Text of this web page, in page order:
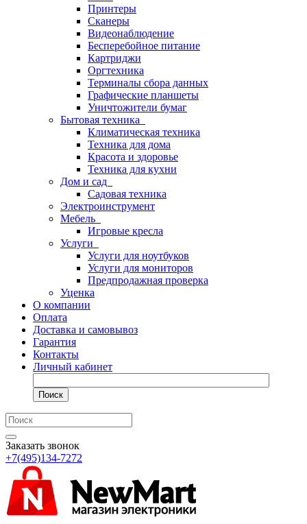
Принтеры
Сканеры
Видеонаблюдение
Бесперебойное питание
Картриджи
Оргтехника
Терминалы сбора данных
Графические планшеты
Уничтожители бумаг
Бытовая техника
Климатическая техника
Техника для дома
Красота и здоровье
Техника для кухни
Дом и сад
Садовая техника
Электроинструмент
Мебель
Игровые кресла
Услуги
Услуги для ноутбуков
Услуги для мониторов
Предпродажная проверка
Уценка
О компании
Оплата
Доставка и самовывоз
Гарантия
Контакты
Личный кабинет
Поиск
Заказать звонок
+7(495)134-7272